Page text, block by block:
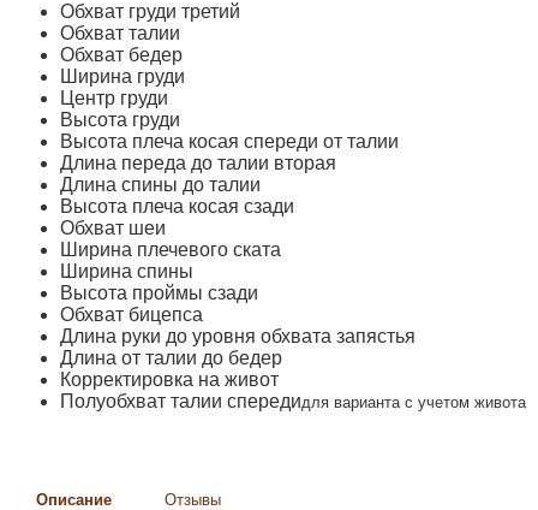
Обхват груди третий
Обхват талии
Обхват бедер
Ширина груди
Центр груди
Высота груди
Высота плеча косая спереди от талии
Длина переда до талии вторая
Длина спины до талии
Высота плеча косая сзади
Обхват шеи
Ширина плечевого ската
Ширина спины
Высота проймы сзади
Обхват бицепса
Длина руки до уровня обхвата запястья
Длина от талии до бедер
Корректировка на живот
Полуобхват талии спередидля варианта с учетом живота
Описание Отзывы